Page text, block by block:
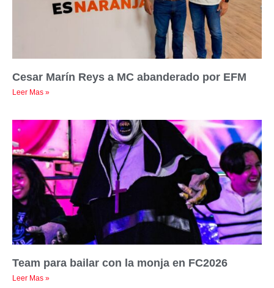
Cesar Marín Reys a MC abanderado por EFM
Leer Mas »
Team para bailar con la monja en FC2026
Leer Mas »